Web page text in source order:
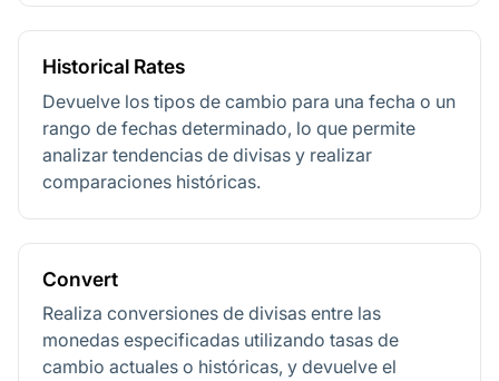
Historical Rates
Devuelve los tipos de cambio para una fecha o un
rango de fechas determinado, lo que permite
analizar tendencias de divisas y realizar
comparaciones históricas.
Convert
Realiza conversiones de divisas entre las
monedas especificadas utilizando tasas de
cambio actuales o históricas, y devuelve el